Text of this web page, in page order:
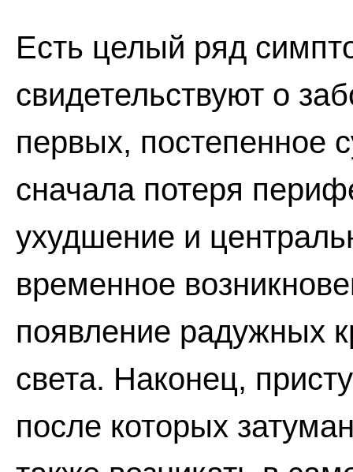
Есть целый ряд
свидетельствуют о
первых, постепенное
сначала потеря
ухудшение и
временное
появление радужных
света. Наконец,
после которых